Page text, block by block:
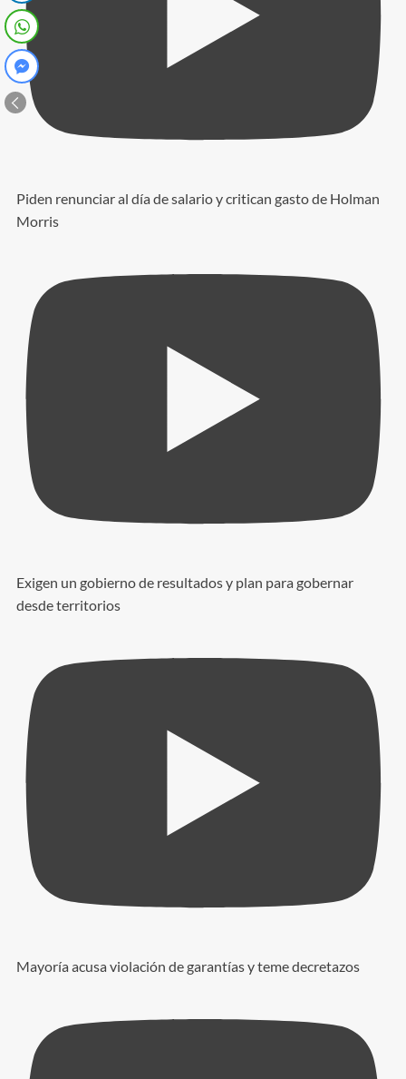
Piden renunciar al día de salario y critican gasto de Holman
Morris
Exigen un gobierno de resultados y plan para gobernar
desde territorios
Mayoría acusa violación de garantías y teme decretazos